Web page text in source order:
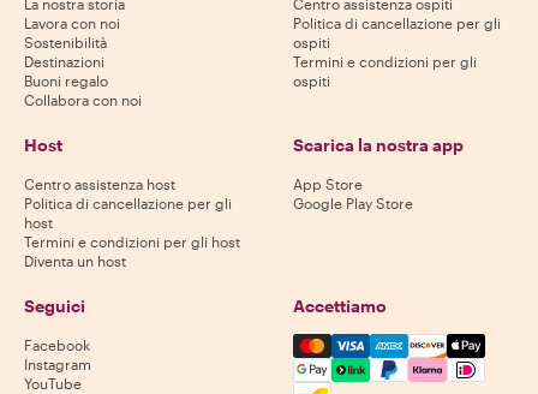
La nostra storia
Lavora con noi
Sostenibilità
Destinazioni
Buoni regalo
Collabora con noi
Centro assistenza ospiti
Politica di cancellazione per gli
ospiti
Termini e condizioni per gli
ospiti
Host
Centro assistenza host
Politica di cancellazione per gli
host
Termini e condizioni per gli host
Diventa un host
Scarica la nostra app
App Store
Google Play Store
Seguici
Facebook
Instagram
YouTube
Accettiamo
Mastercard, Visa, Amex,